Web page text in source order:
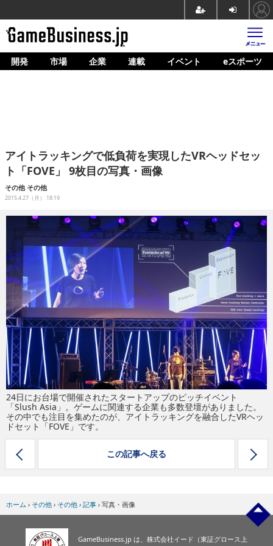
ホーム
企業動向
人材育成
イベント/セミナー
eスポーツ
開発 市場 企業 連載 イベント eスポーツ
アイトラッキングで低負荷を実現したVRヘッドセッ
ト「FOVE」 9枚目の写真・画像
その他 その他
2015.4.27（月） 18:19
24日にお台場で開催されたスタートアップのピッチイベント
「Slush Asia」。ゲームに関連する企業も多数登壇がありました。
その中でも注目を集めたのが、アイトラッキングを融合したVRヘッ
ドセット「FOVE」です。
この記事へ戻る
ホーム › その他 › その他 › 記事 › 写真・画像
GameBusiness.jp は、株式会社イード（東証グロース上